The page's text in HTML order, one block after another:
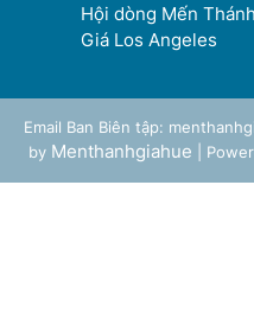
Hội dòng Mến Thánh
Giá Los Angeles
Email Ban Biên tập:
by Menthanhgiahue |